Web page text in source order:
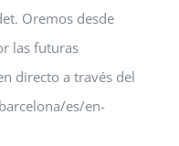
Oremos desde
las futuras
directo a través del
es/en-